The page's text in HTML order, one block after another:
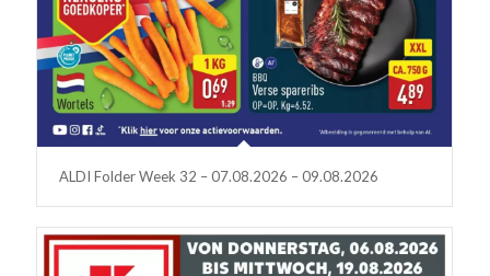
ALDI Folder Week 32 – 07.08.2026 – 09.08.2026